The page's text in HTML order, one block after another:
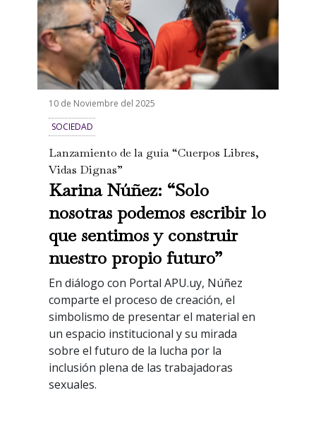
10 de Noviembre del 2025
SOCIEDAD
Lanzamiento de la guía “Cuerpos Libres,
Vidas Dignas”
Karina Núñez: “Solo
nosotras podemos escribir lo
que sentimos y construir
nuestro propio futuro”
En diálogo con Portal APU.uy, Núñez
comparte el proceso de creación, el
simbolismo de presentar el material en
un espacio institucional y su mirada
sobre el futuro de la lucha por la
inclusión plena de las trabajadoras
sexuales.